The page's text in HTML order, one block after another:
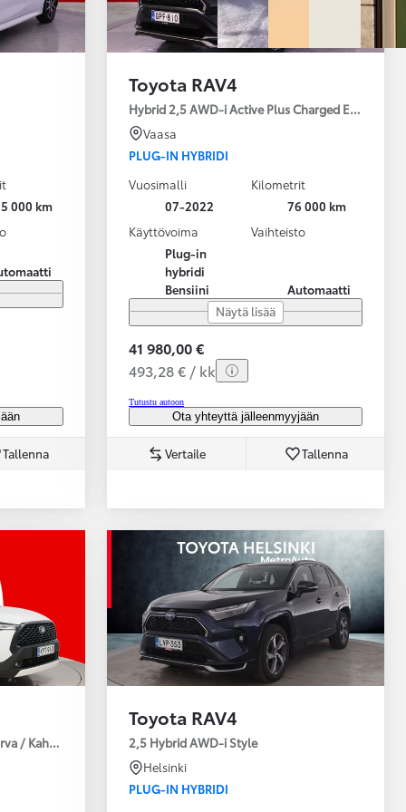
000 km
Tallenna
Toyota RAV4
Hybrid 2,5 AWD-i Active Plus Charged Edition
Vaasa
PLUG-IN HYBRIDI
Vuosimalli
07-2022
Kilometrit
76 000 km
Käyttövoima
Plug-in
hybridi
Bensiini
Vaihteisto
Automaatti
Näytä lisää
41 980,00 €
493,28 € / kk
Tutustu autoon
Ota yhteyttä jälleenmyyjään
Vertaile Tallenna
/ Kahdet Renkaat / Huoltokirja / Moottorinlämmitin!
Toyota RAV4
2,5 Hybrid AWD-i Style
Helsinki
PLUG-IN HYBRIDI